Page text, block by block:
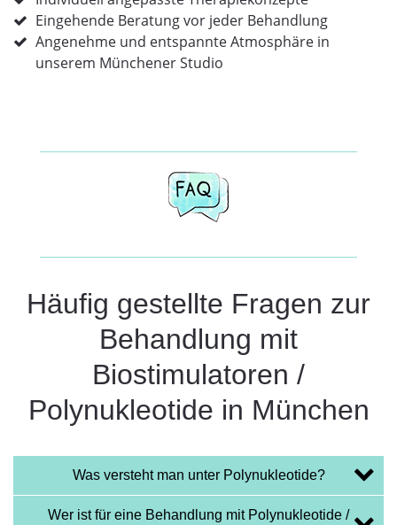
Eingehende Beratung vor jeder Behandlung
Angenehme und entspannte Atmosphäre in
unserem Münchener Studio
Häufig gestellte Fragen zur
Behandlung mit
Biostimulatoren /
Polynukleotide in München
Was versteht man unter Polynukleotide?
Wer ist für eine Behandlung mit Polynukleotide /